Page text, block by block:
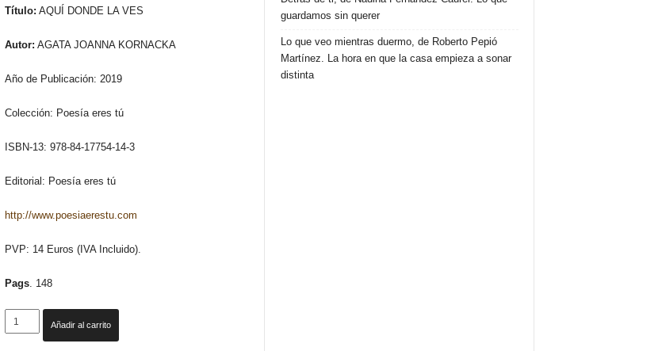
Título: AQUÍ DONDE LA VES
Autor: AGATA JOANNA KORNACKA
Año de Publicación: 2019
Colección: Poesía eres tú
ISBN-13: 978-84-17754-14-3
Editorial: Poesía eres tú
http://www.poesiaerestu.com
PVP: 14 Euros (IVA Incluido).
Pags. 148
AQUÍ
DONDE
Añadir al carrito
guardamos sin querer
Lo que veo mientras duermo, de Roberto Pepió
Martínez. La hora en que la casa empieza a sonar
distinta